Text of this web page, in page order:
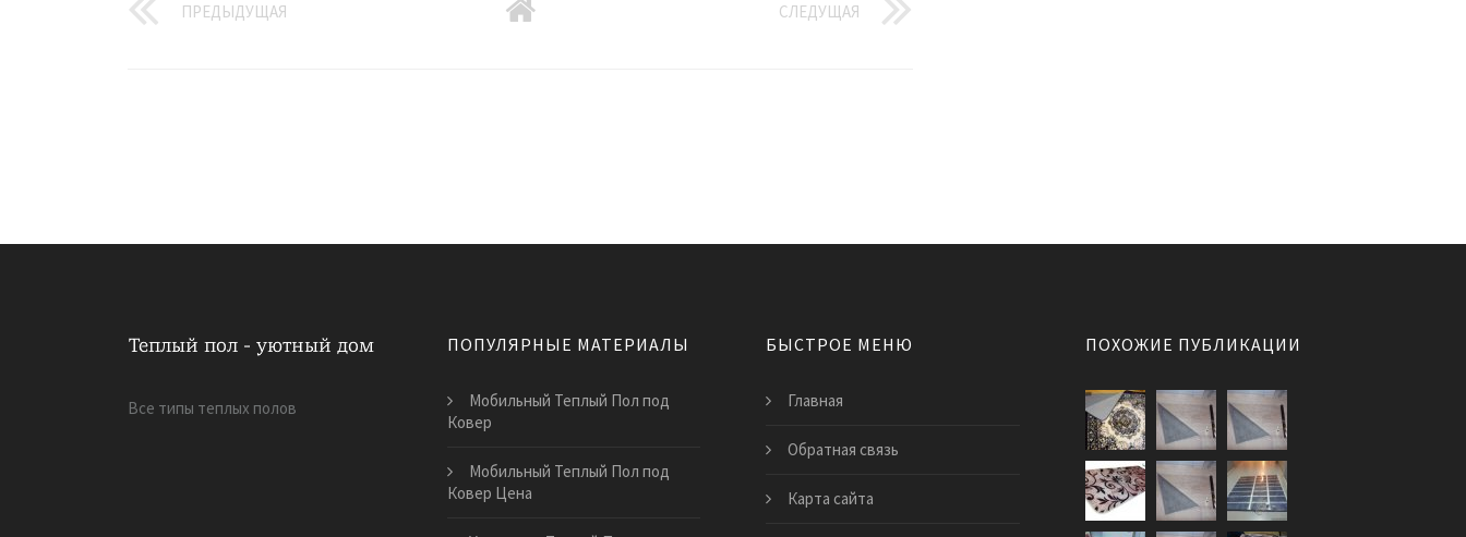
ПРЕДЫДУЩАЯ СЛЕДУЩАЯ
Все типы теплых полов
ПОПУЛЯРНЫЕ МАТЕРИАЛЫ
Мобильный Теплый Пол под
Ковер
Мобильный Теплый Пол под
Ковер Цена
БЫСТРОЕ МЕНЮ
Главная
Обратная связь
Карта сайта
ПОХОЖИЕ ПУБЛИКАЦИИ